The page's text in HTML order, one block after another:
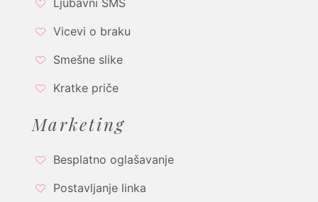
Ljubavni SMS
Vicevi o braku
Smešne slike
Kratke priče
Marketing
Besplatno oglašavanje
Postavljanje linka